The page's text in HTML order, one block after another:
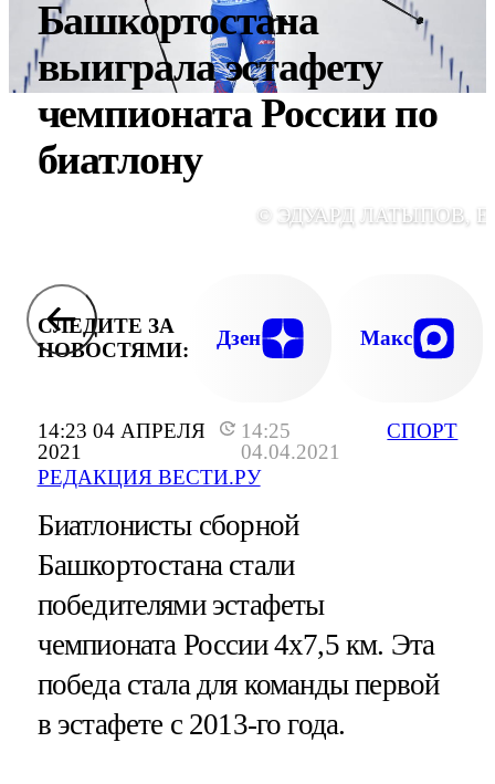
14:23 04 АПРЕЛЯ
2021
14:25
04.04.2021
РЕДАКЦИЯ ВЕСТИ.РУ
СПОРТ
Башкортостана
выиграла эстафету
чемпионата России по
биатлону
© ЭДУАРД ЛАТЫПОВ,
СЛЕДИТЕ ЗА
НОВОСТЯМИ:
Дзен Макс
Биатлонисты сборной
Башкортостана стали
победителями эстафеты
чемпионата России 4х7,5 км. Эта
победа стала для команды первой
в эстафете с 2013-го года.